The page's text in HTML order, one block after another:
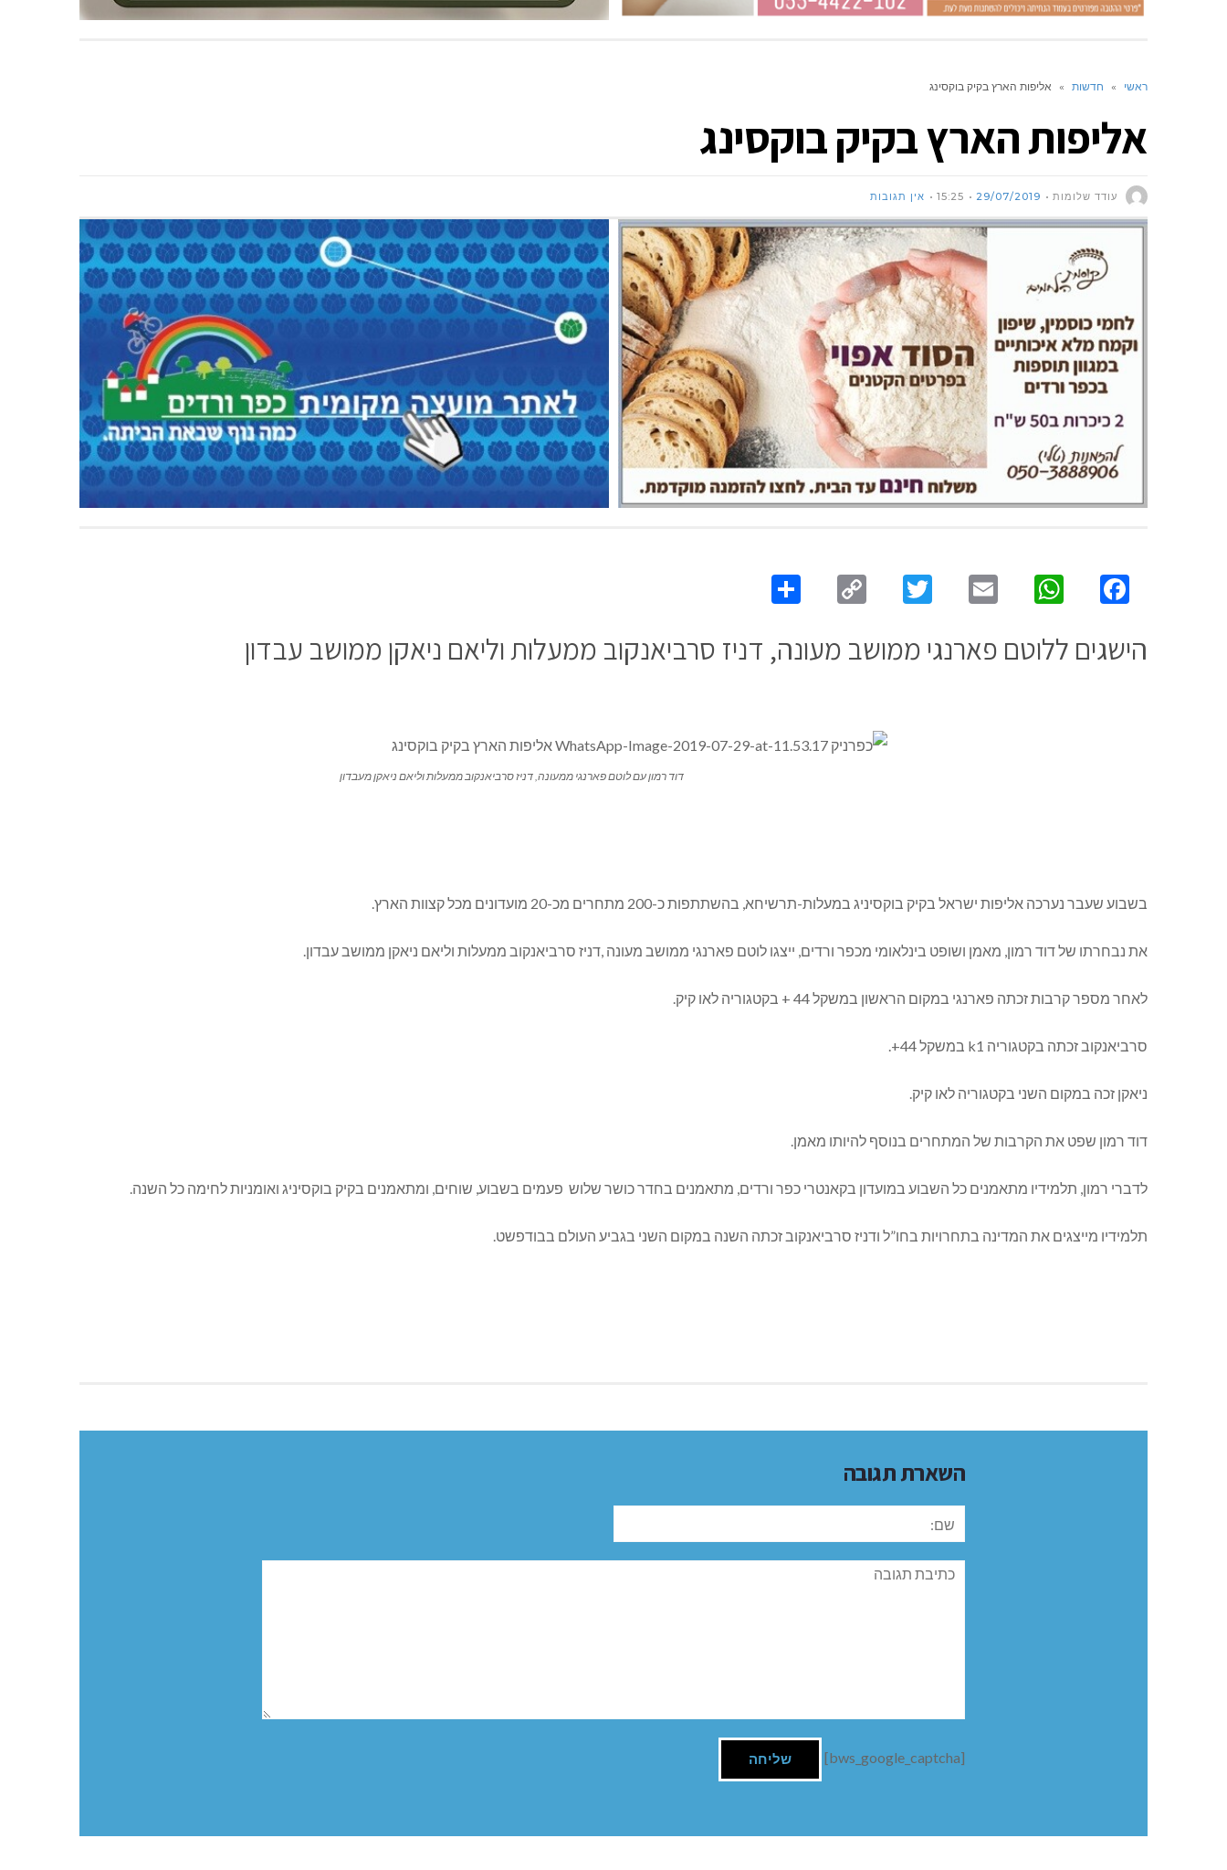
ראשי » חדשות » אליפות הארץ בקיק בוקסינג
אליפות הארץ בקיק בוקסינג
עודד שלומות 29/07/2019
15:25 אין תגובות
Facebook
WhatsApp
Email
Twitter
Copy
הישגים ללוטם פארנגי ממושב מעונה, דניז סרביאנקוב ממעלות וליאם ניאקן ממושב עבדון
דוד רמון עם לוטם פארנגי ממעונה, דניז סרביאנקוב ממעלות וליאם ניאקן מעבדון
בשבוע שעבר נערכה אליפות ישראל בקיק בוקסיניג במעלות-תרשיחא, בהשתתפות כ-200 מתחרים מכ-20 מועדונים מכל קצוות הארץ.
את נבחרתו של דוד רמון, מאמן ושופט בינלאומי מכפר ורדים, ייצגו לוטם פארנגי ממושב מעונה ,דניז סרביאנקוב ממעלות וליאם ניאקן ממושב עבדון.
לאחר מספר קרבות זכתה פארנגי במקום הראשון במשקל 44 + בקטגוריה לאו קיק.
סרביאנקוב זכתה בקטגוריה k1 במשקל 44+.
ניאקן זכה במקום השני בקטגוריה לאו קיק.
דוד רמון שפט את הקרבות של המתחרים בנוסף להיותו מאמן.
לדברי רמון, תלמידיו מתאמנים כל השבוע במועדון בקאנטרי כפר ורדים, מתאמנים בחדר כושר שלוש פעמים בשבוע, שוחים, ומתאמנים בקיק בוקסיניג ואומניות לחימה כל השנה.
תלמידיו מייצגים את המדינה בתחרויות בחו”ל ודניז סרביאנקוב זכתה השנה במקום השני בגביע העולם בבודפשט.
השארת תגובה
תגובה
[bws_google_captcha]